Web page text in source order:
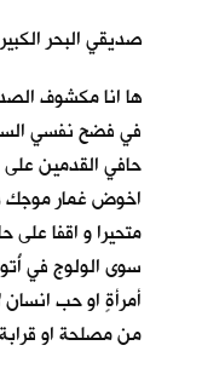
صديقي البحر
ها انا مكشوف
في فضح نفسي
حافي القدمين
اخوض غمار موجك
متحيرا و اقفا على
سوى الولوج في
أمرأةٍ او حب
من مصلحة او